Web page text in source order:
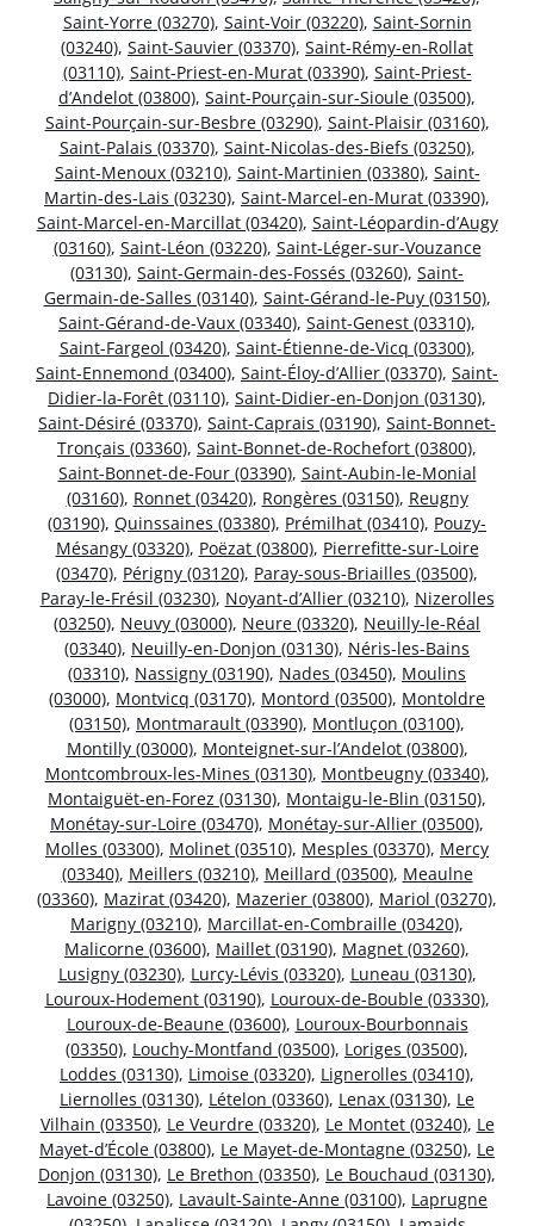
Saint-Yorre (03270), Saint-Voir (03220), Saint-Sornin
(03240), Saint-Sauvier (03370), Saint-Rémy-en-Rollat
(03110), Saint-Priest-en-Murat (03390), Saint-Priest-
d’Andelot (03800), Saint-Pourçain-sur-Sioule (03500),
Saint-Pourçain-sur-Besbre (03290), Saint-Plaisir (03160),
Saint-Palais (03370), Saint-Nicolas-des-Biefs (03250),
Saint-Menoux (03210), Saint-Martinien (03380), Saint-
Martin-des-Lais (03230), Saint-Marcel-en-Murat (03390),
Saint-Marcel-en-Marcillat (03420), Saint-Léopardin-d’Augy
(03160), Saint-Léon (03220), Saint-Léger-sur-Vouzance
(03130), Saint-Germain-des-Fossés (03260), Saint-
Germain-de-Salles (03140), Saint-Gérand-le-Puy (03150),
Saint-Gérand-de-Vaux (03340), Saint-Genest (03310),
Saint-Fargeol (03420), Saint-Étienne-de-Vicq (03300),
Saint-Ennemond (03400), Saint-Éloy-d’Allier (03370), Saint-
Didier-la-Forêt (03110), Saint-Didier-en-Donjon (03130),
Saint-Désiré (03370), Saint-Caprais (03190), Saint-Bonnet-
Tronçais (03360), Saint-Bonnet-de-Rochefort (03800),
Saint-Bonnet-de-Four (03390), Saint-Aubin-le-Monial
(03160), Ronnet (03420), Rongères (03150), Reugny
(03190), Quinssaines (03380), Prémilhat (03410), Pouzy-
Mésangy (03320), Poëzat (03800), Pierrefitte-sur-Loire
(03470), Périgny (03120), Paray-sous-Briailles (03500),
Paray-le-Frésil (03230), Noyant-d’Allier (03210), Nizerolles
(03250), Neuvy (03000), Neure (03320), Neuilly-le-Réal
(03340), Neuilly-en-Donjon (03130), Néris-les-Bains
(03310), Nassigny (03190), Nades (03450), Moulins
(03000), Montvicq (03170), Montord (03500), Montoldre
(03150), Montmarault (03390), Montluçon (03100),
Montilly (03000), Monteignet-sur-l’Andelot (03800),
Montcombroux-les-Mines (03130), Montbeugny (03340),
Montaiguët-en-Forez (03130), Montaigu-le-Blin (03150),
Monétay-sur-Loire (03470), Monétay-sur-Allier (03500),
Molles (03300), Molinet (03510), Mesples (03370), Mercy
(03340), Meillers (03210), Meillard (03500), Meaulne
(03360), Mazirat (03420), Mazerier (03800), Mariol (03270),
Marigny (03210), Marcillat-en-Combraille (03420),
Malicorne (03600), Maillet (03190), Magnet (03260),
Lusigny (03230), Lurcy-Lévis (03320), Luneau (03130),
Louroux-Hodement (03190), Louroux-de-Bouble (03330),
Louroux-de-Beaune (03600), Louroux-Bourbonnais
(03350), Louchy-Montfand (03500), Loriges (03500),
Loddes (03130), Limoise (03320), Lignerolles (03410),
Liernolles (03130), Lételon (03360), Lenax (03130), Le
Vilhain (03350), Le Veurdre (03320), Le Montet (03240), Le
Mayet-d’École (03800), Le Mayet-de-Montagne (03250), Le
Donjon (03130), Le Brethon (03350), Le Bouchaud (03130),
Lavoine (03250), Lavault-Sainte-Anne (03100), Laprugne